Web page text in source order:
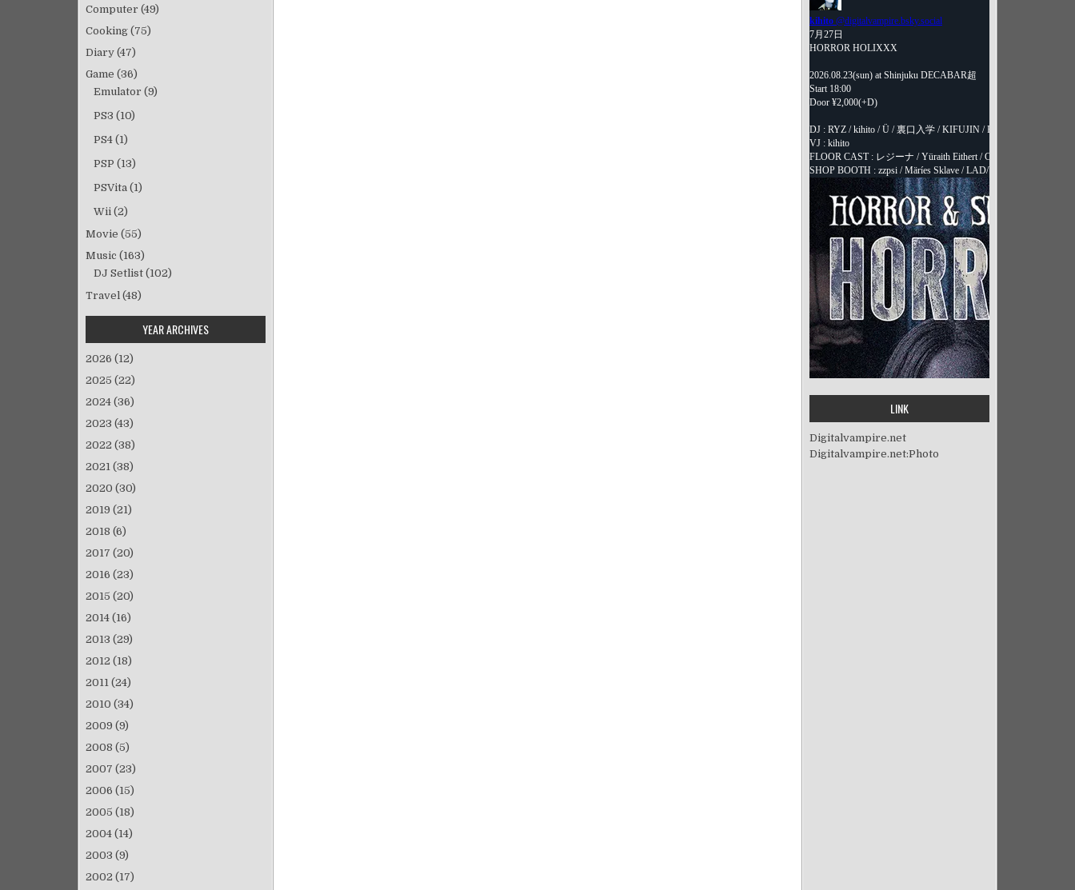
Computer (49)
Cooking (75)
Diary (47)
Game (36)
Emulator (9)
PS3 (10)
PS4 (1)
PSP (13)
PSVita (1)
Wii (2)
Movie (55)
Music (163)
DJ Setlist (102)
Travel (48)
YEAR ARCHIVES
2026 (12)
2025 (22)
2024 (36)
2023 (43)
2022 (38)
2021 (38)
2020 (30)
2019 (21)
2018 (6)
2017 (20)
2016 (23)
2015 (20)
2014 (16)
2013 (29)
2012 (18)
2011 (24)
2010 (34)
2009 (9)
2008 (5)
2007 (23)
2006 (15)
2005 (18)
2004 (14)
2003 (9)
2002 (17)
LINK
Digitalvampire.net
Digitalvampire.net:Photo